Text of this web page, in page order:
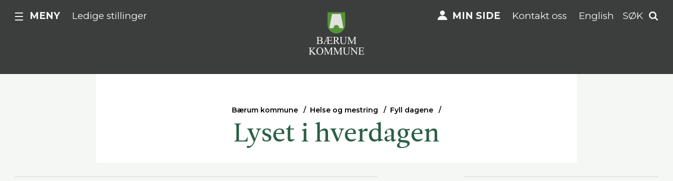
MENY Ledige stillinger MIN SIDE Kontakt oss English SØK
Bærum kommune Helse og mestring Fyll dagene
Lyset i hverdagen